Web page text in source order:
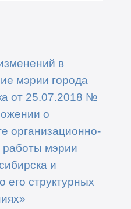
в
мэрии города
от 25.07.2018 №
о
организационно-
работы мэрии
и
его структурных